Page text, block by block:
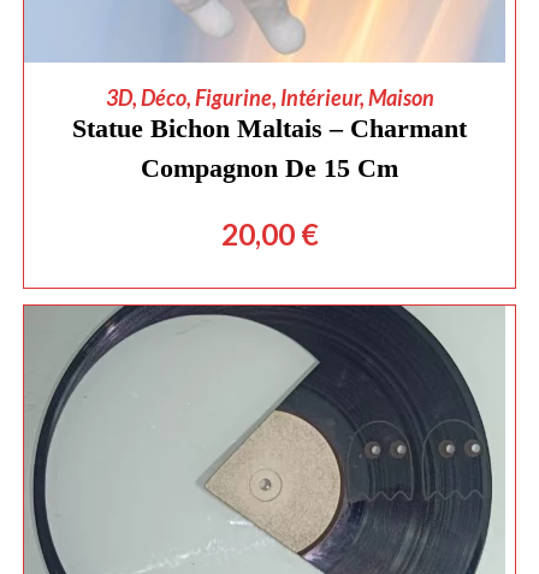
AJOUTER AU PANIER
3D,Déco,Figurine, Intérieur,Maison
Statue Bichon Maltais – Charmant
Compagnon De 15 Cm
20,00 €